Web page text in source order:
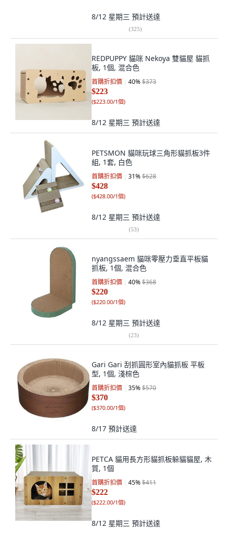
8/12 星期三 預計送達
(325)
REDPUPPY 貓咪 Nekoya 雙貓屋 貓抓
板, 1個, 混合色
首購折扣價 40%$373
$223
($223.00/1個)
8/12 星期三 預計送達
PETSMON 貓咪玩球三角形貓抓板3件
組, 1套, 白色
首購折扣價 31%$628
$428
($428.00/1個)
8/12 星期三 預計送達
(53)
nyangssaem 貓咪零壓力垂直平板貓
抓板, 1個, 混合色
首購折扣價 40%$368
$220
($220.00/1個)
8/12 星期三 預計送達
(23)
Gari Gari 刮抓圓形室內貓抓板 平板
型, 1個, 淺棕色
首購折扣價 35%$570
$370
($370.00/1個)
8/17 預計送達
PETCA 貓用長方形貓抓板躲貓貓屋, 木
質, 1個
首購折扣價 45%$411
$222
($222.00/1個)
8/12 星期三 預計送達